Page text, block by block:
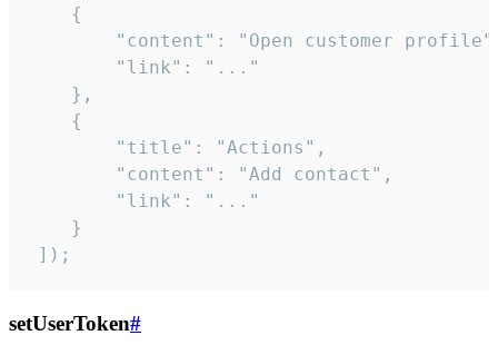
    {
"content": "Open customer
        "link": "..."
    },
    {
        "title": "Actions",
        "content": "Add contact",
        "link": "..."
    }
]);
setUserToken#